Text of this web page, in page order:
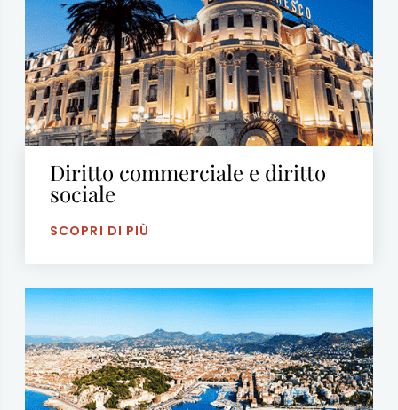
Diritto commerciale e diritto
sociale
SCOPRI DI PIÙ